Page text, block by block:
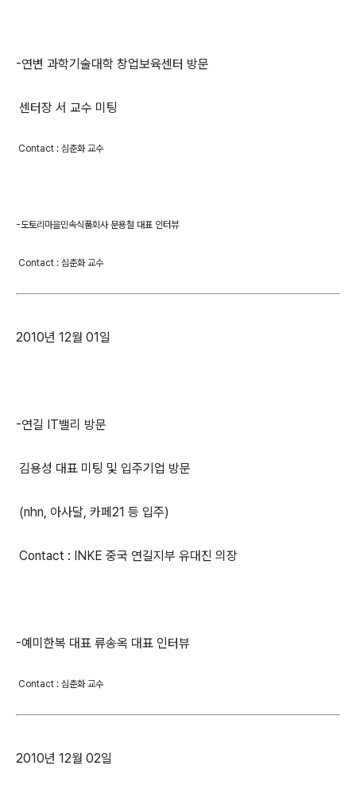
-연변 과학기술대학 창업보육센터 방문
센터장 서 교수 미팅
Contact : 심춘화 교수
-도토리마을민속식품회사 문용철 대표 인터뷰
Contact : 심춘화 교수
2010년 12월 01일
-연길 IT밸리 방문
김용성 대표 미팅 및 입주기업 방문
(nhn, 아사달, 카페21 등 입주)
Contact : INKE 중국 연길지부 유대진 의장
-예미한복 대표 류송옥 대표 인터뷰
Contact : 심춘화 교수
2010년 12월 02일